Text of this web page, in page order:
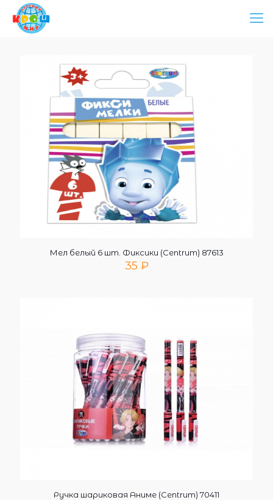
Мел белый 6 шт. Фиксики (Centrum) 87613
35 ₽
Ручка шариковая Аниме (Centrum) 70411